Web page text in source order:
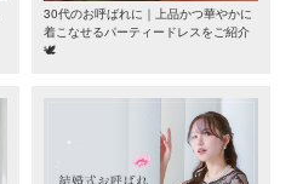
30代のお呼ばれに｜上品かつ華やかに
着こなせるパーティードレスをご紹介
🕊️